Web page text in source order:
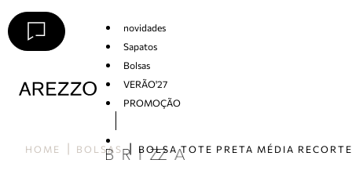
novidades
Sapatos
Bolsas
VERÃO'27
PROMOÇÃO
HOME BOLSAS BOLSA TOTE PRETA MÉDIA